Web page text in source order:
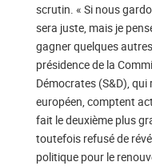
scrutin. « Si nous
sera juste, mais je
gagner quelques
présidence de la
Démocrates (S&D),
européen, comptent
fait le deuxième plus
toutefois refusé de
politique pour le